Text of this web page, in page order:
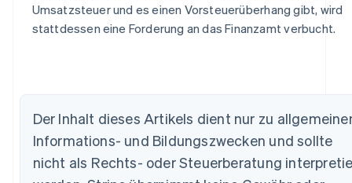
Umsatzsteuer und es einen Vorsteuerüberhang gibt, wird
stattdessen eine Forderung an das Finanzamt verbucht.
Der Inhalt dieses Artikels dient nur zu
Informations- und Bildungszwecken und sollte
nicht als Rechts- oder Steuerberatung
Australien
English